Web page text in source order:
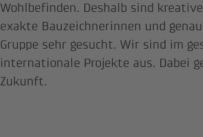
Wohlbefinden. Deshalb sind
exakte Bauzeichnerinnen und
Gruppe sehr gesucht. Wir sind im
internationale Projekte aus. Dabei
Zukunft.